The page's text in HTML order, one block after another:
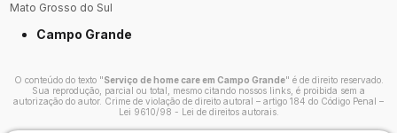
Mato Grosso do Sul
Campo Grande
O conteúdo do texto "Serviço de home care em Campo Grande" é de direito reservado.
Sua reprodução, parcial ou total, mesmo citando nossos links, é proibida sem a
autorização do autor. Crime de violação de direito autoral – artigo 184 do Código Penal –
Lei 9610/98 - Lei de direitos autorais.